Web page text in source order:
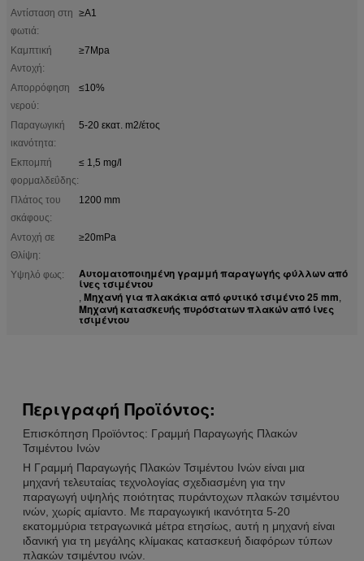
Αντίσταση στη
φωτιά:
≥Α1
Καμπτική
Αντοχή:
≥7Mpa
Απορρόφηση
νερού:
≤10%
Παραγωγική
ικανότητα:
5-20 εκατ. m2/έτος
Εκπομπή
φορμαλδεΰδης:
≤ 1,5 mg/l
Πλάτος του
σκάφους:
1200 mm
Αντοχή σε
Θλίψη:
≥20mPa
Υψηλό φως: Αυτοματοποιημένη γραμμή παραγωγής φύλλων από
ίνες τσιμέντου
, Μηχανή για πλακάκια από φυτικό τσιμέντο 25 mm,
Μηχανή κατασκευής πυρόστατων πλακών από ίνες
τσιμέντου
Περιγραφή Προϊόντος:
Επισκόπηση Προϊόντος: Γραμμή Παραγωγής Πλακών
Τσιμέντου Ινών
Η Γραμμή Παραγωγής Πλακών Τσιμέντου Ινών είναι μια
μηχανή τελευταίας τεχνολογίας σχεδιασμένη για την
παραγωγή υψηλής ποιότητας πυράντοχων πλακών τσιμέντου
ινών, χωρίς αμίαντο. Με παραγωγική ικανότητα 5-20
εκατομμύρια τετραγωνικά μέτρα ετησίως, αυτή η μηχανή είναι
ιδανική για τη μεγάλης κλίμακας κατασκευή διαφόρων τύπων
πλακών τσιμέντου ινών.